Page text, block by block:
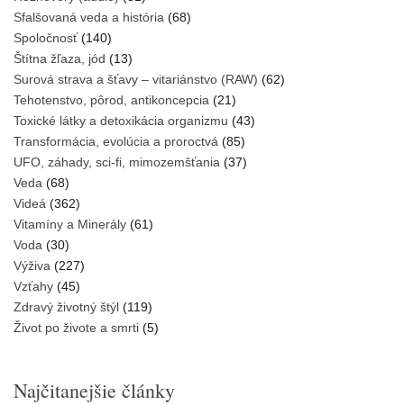
Sfalšovaná veda a história (68)
Spoločnosť(140)
Štítna žľaza, jód (13)
Surová strava a šťavy – vitariánstvo (RAW) (62)
Tehotenstvo, pôrod, antikoncepcia (21)
Toxické látky a detoxikácia organizmu (43)
Transformácia, evolúcia a proroctvá (85)
UFO, záhady, sci-fi, mimozemšťania (37)
Veda (68)
Videá (362)
Vitamíny a Minerály (61)
Voda (30)
Výživa (227)
Vzťahy (45)
Zdravý životný štýl (119)
Život po živote a smrti (5)
Najčitanejšie články